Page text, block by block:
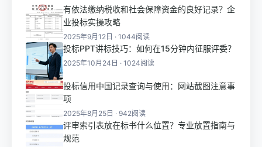
有依法缴纳税收和社会保障资金的良好记录？企
业投标实操攻略
2025年9月12日 · 1044阅读
投标PPT讲标技巧：如何在15分钟内征服评委？
2025年10月24日 · 1024阅读
投标信用中国记录查询与使用：网站截图注意事
项
2025年8月25日 · 942阅读
评审索引表放在标书什么位置？专业放置指南与
规范